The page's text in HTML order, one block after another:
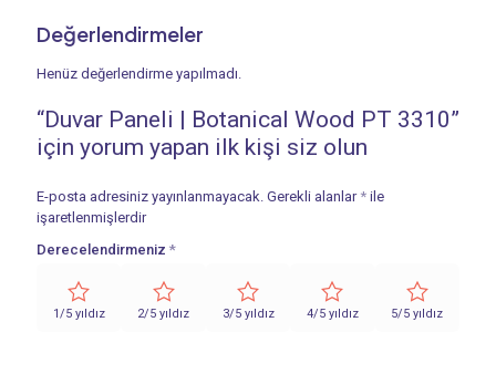
Değerlendirmeler
Henüz değerlendirme yapılmadı.
“Duvar Paneli | Botanical Wood PT 3310”
için yorum yapan ilk kişi siz olun
E-posta adresiniz yayınlanmayacak. Gerekli alanlar * ile
işaretlenmişlerdir
Derecelendirmeniz *
1/5 yıldız 2/5 yıldız 3/5 yıldız 4/5 yıldız 5/5 yıldız